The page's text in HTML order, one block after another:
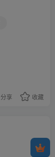
分享 收藏